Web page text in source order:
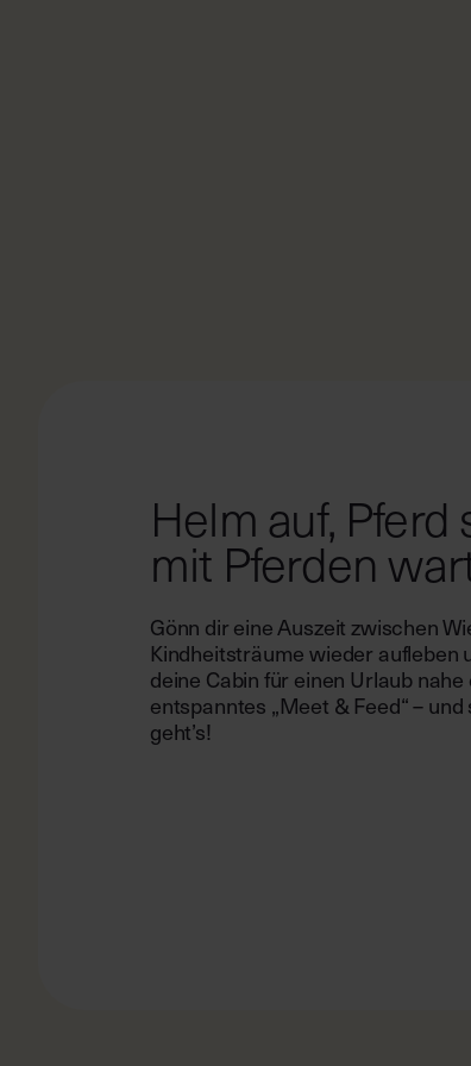
Helm auf,
mit Pferden
Gönn dir eine Auszeit zwischen
Kindheitsträume wieder aufleben
deine Cabin für einen Urlaub
entspanntes „Meet & Feed“ –
geht’s!